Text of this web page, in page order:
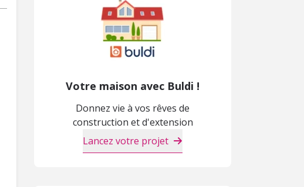
Votre maison avec Buldi !
Donnez vie à vos rêves de
construction et d'extension
Lancez votre projet